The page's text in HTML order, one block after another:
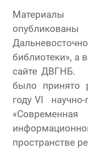
Материалы
библиотеки», а
сайте ДВГНБ.
было принято
году VI
пространстве